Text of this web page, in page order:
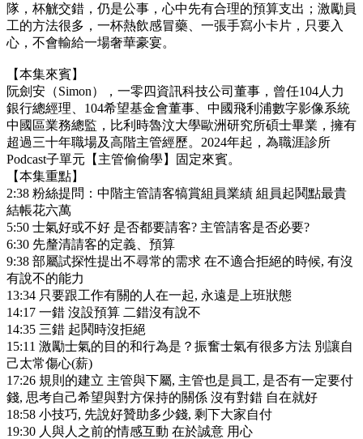
隊，杯觥交錯，仍是公事，心中先有合理的預算支出；激勵員
工的方法很多，一杯熱飲感冒藥、一張手寫小卡片，只要入
心，不會輸給一場奢華豪宴。
【本集來賓】
阮劍安（Simon），一零四資訊科技公司董事，曾任104人力
銀行總經理、104希望基金會董事、中國飛利浦數字影像系統
中國區業務總監，比利時魯汶大學歐洲研究所碩士畢業，擁有
超過三十年職場及高階主管經歷。2024年起，為職涯診所
Podcast子單元【主管偷偷學】固定來賓。
【本集重點】
2:38 粉絲提問：中階主管請客犒賞組員業績 組員起鬨點最貴
結帳花六萬
5:50 士氣好或不好 是否都要請客? 主管請客是否必要?
6:30 先釐清請客的定義、預算
9:38 部屬試探性提出不尋常的需求 在不適合拒絕的時候, 有沒
有說不的能力
13:34 只要跟工作有關的人在一起, 永遠是上班狀態
14:17 一錯 沒設預算 二錯沒有說不
14:35 三錯 起鬨時沒拒絕
15:11 激勵士氣的目的和行為是？振奮士氣有很多方法 別讓自
己太常傷心(薪)
17:26 規則的建立 主管與下屬, 主管也是員工, 是否有一定要付
錢, 思考自己希望與對方保持的關係 沒有對錯 自在就好
18:58 小技巧, 先說好贊助多少錢, 剩下大家自付
19:30 人與人之前的情感互動 在於誠意 用心